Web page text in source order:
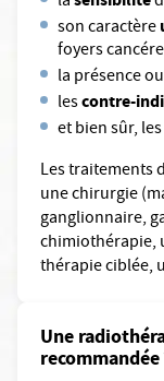
son caractère
foyers
la présence
lescontre-
et bien sûr, les
Les traitements
une chirurgie
ganglionnaire,
chimiothérapie,
thérapie ciblée,
Une
recommandée